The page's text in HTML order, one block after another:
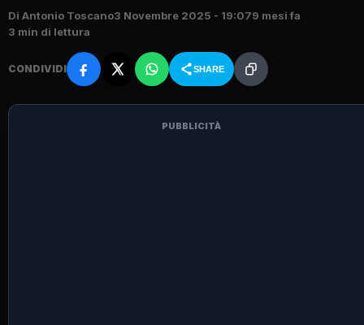
Di Antonio Toscano3 Novembre 2025 - 19:079 mesi fa
3 min di lettura
CONDIVIDI SHARE
PUBBLICITÀ